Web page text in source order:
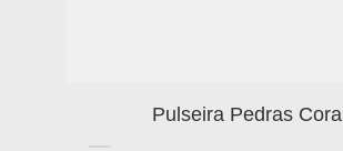
Pulseira Pedras Coral